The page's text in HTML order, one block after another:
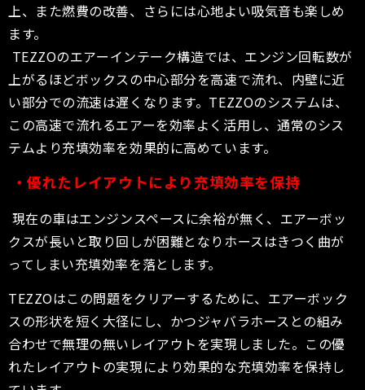
上、また燃費の改善、さらには心地よい吸気音も楽しめ
ます。
TEZZOのエアーインテーク構造では、エンジン回転数が
上がるほどボックスの中心部分を高速で流れ、内壁に近
い部分での流速は遅くなります。TEZZOのシステムは、
この高速で流れるエアーを効率よく活用し、通常のシス
テムより充填効率を効果的に高めています。
・優れたレイアウトにより充填効率を保持
現在の車はエンジンスペースに余裕が無く、エアーボッ
クスが長いと取り回しが困難となりホースはきつく曲が
ってしまい充填効率を落とします。
TEZZOはこの問題をクリアーするために、エアーボック
スの形状を短く大径にし、かつジャバラホースとの組み
合わせで無理の無いレイアウトを実現しました。この優
れたレイアウトの実現により効果的な充填効率を保持し